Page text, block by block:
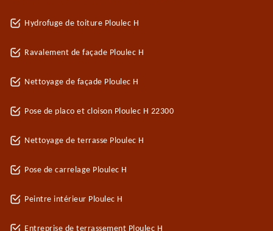
Hydrofuge de toiture Ploulec H
Ravalement de façade Ploulec H
Nettoyage de façade Ploulec H
Pose de placo et cloison Ploulec H 22300
Nettoyage de terrasse Ploulec H
Pose de carrelage Ploulec H
Peintre intérieur Ploulec H
Entreprise de terrassement Ploulec H